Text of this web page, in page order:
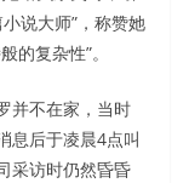
说大师”，称赞她
的复杂性”。
并不在家，当时
息后于凌晨4点叫
采访时仍然昏昏